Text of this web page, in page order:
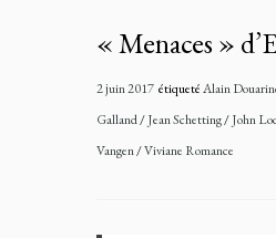
« Menaces »
2 juin 2017 étiquetéAlain
Galland/Jean Schetting/John
Vangen/Viviane Romance